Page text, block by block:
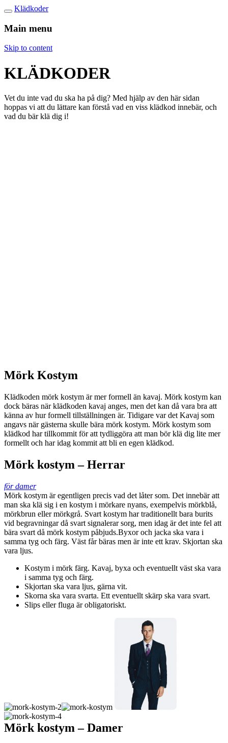
Klädkoder
Main menu
Skip to content
KLÄDKODER
Vet du inte vad du ska ha på dig? Med hjälp av den här sidan
hoppas vi att du lättare kan förstå vad en viss klädkod innebär, och
vad du bär klä dig i!
Mörk Kostym
Klädkoden mörk kostym är mer formell än kavaj. Mörk kostym kan
dock bäras när klädkoden kavaj anges, men det kan då vara bra att
känna av hur formell tillställningen är. Tidigare var det Kavaj som
angavs när gästerna skulle bära mörk kostym. Mörk kostym som
klädkod har tillkommit för att tydliggöra att man bör klä dig lite mer
formellt och har idag kommit att bli en egen klädkod.
Mörk kostym – Herrar
för damer
Mörk kostym är egentligen precis vad det låter som. Det innebär att
man ska klä sig i en kostym i mörkare nyans, exempelvis mörkblå,
mörkbrun eller mörkgrå. Svart kostym har traditionellt bara burits
vid begravningar då svart signalerar sorg, men idag är det inte fel att
bära svart då mörk kostym påbjuds.Byxor och jacka ska vara i
samma tyg och färg. Väst får bäras men är inte ett krav. Skjortan ska
vara ljus.
Kostym i mörk färg. Kavaj, byxa och eventuellt väst ska vara
i samma tyg och färg.
Skjortan ska vara ljus, gärna vit.
Skorna ska vara svarta. Ett eventuellt skärp ska vara svart.
Slips eller fluga är obligatoriskt.
Mörk kostym – Damer